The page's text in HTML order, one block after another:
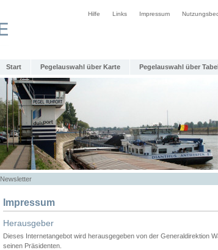
Hilfe Links Impressum
Start Pegelauswahl über Karte Pegelauswahl über
Newsletter
Impressum
Herausgeber
Dieses Internetangebot wird herausgegeben von der Generaldirektion
seinen Präsidenten.